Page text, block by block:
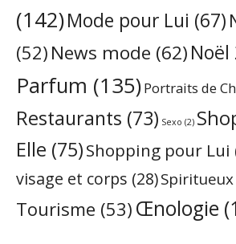
(142)Mode pour Lui (67)
(52) News mode (62)Noël
Parfum (135)Portraits de
Restaurants (73) Sexo (2)
Elle (75)Shopping pour Lui
visage et corps (28)Spiritueux
Tourisme (53) Œnologie